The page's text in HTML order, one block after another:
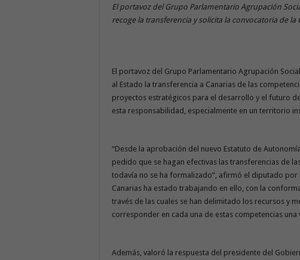
El portavoz del Grupo Parlamentario Agrupación
recoge la transferencia y solicita la convocatoria de la
El portavoz del Grupo Parlamentario Agrupación
al Estado la transferencia a Canarias de las
proyectos estratégicos para el desarrollo y el futuro
esta responsabilidad, especialmente en un territorio
“Desde la aprobación del nuevo Estatuto de
pedido que se hagan efectivas las transferencias de
todavía no se ha formalizado”, afirmó el diputado por
Canarias ha estado trabajando en ello, con la
través de las cuales se han delimitado los recursos y
corresponder en cada una de estas competencias una
Además, valoró la respuesta del presidente del